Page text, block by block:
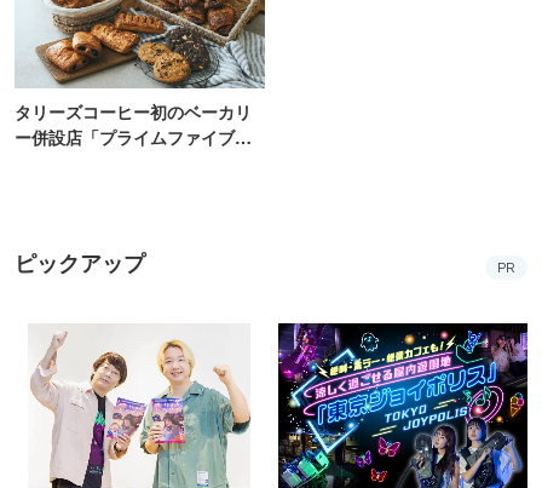
タリーズコーヒー初のベーカリ
ー併設店「プライムファイブ」
ピックアップ PR